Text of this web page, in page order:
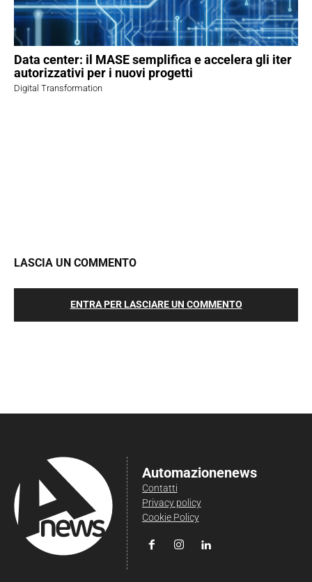
Data center: il MASE semplifica e accelera gli iter
autorizzativi per i nuovi progetti
Digital Transformation
LASCIA UN COMMENTO
ENTRA PER LASCIARE UN COMMENTO
Automazionenews
Contatti
Privacy policy
Cookie Policy